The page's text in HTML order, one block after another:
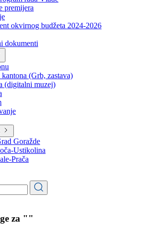
rada Vlade
premijera
okvirnog budžeta 2024-2026
dokumenti
(Grb, zastava)
(digitalni muzej)
Prača